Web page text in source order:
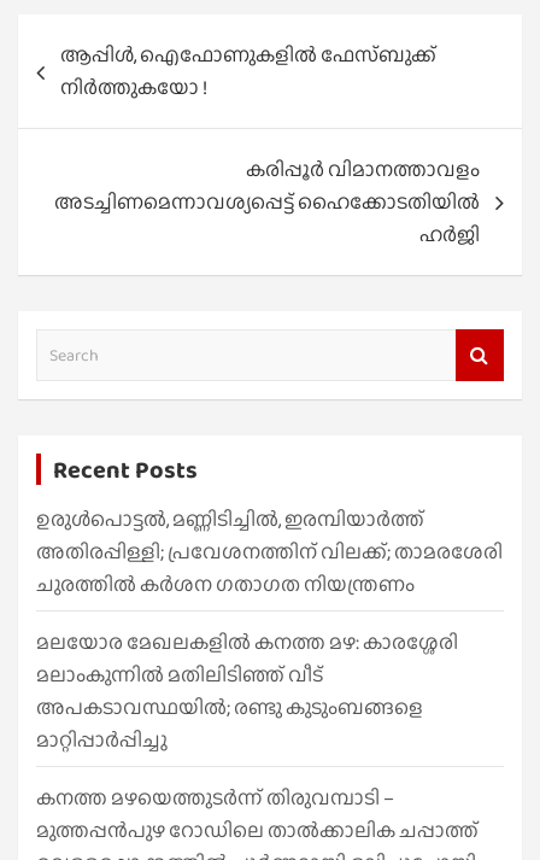
navigation
ആപ്പിള്‍, ഐഫോണുകളില്‍ ഫേസ്ബുക്ക്
നിര്‍ത്തുകയോ !
കരിപ്പൂർ വിമാനത്താവളം
അടച്ചിണമെന്നാവശ്യപ്പെട്ട് ഹൈക്കോടതിയിൽ
ഹർജി
a
h
Recent Posts
ഉരുൾപൊട്ടൽ, മണ്ണിടിച്ചിൽ, ഇരമ്പിയാര്‍ത്ത്
അതിരപ്പിള്ളി; പ്രവേശനത്തിന് വിലക്ക്; താമരശേരി
ചുരത്തില്‍ കര്‍ശന ഗതാഗത നിയന്ത്രണം
മലയോര മേഖലകളിൽ കനത്ത മഴ: കാരശ്ശേരി
മലാംകുന്നിൽ മതിലിടിഞ്ഞ് വീട്
അപകടാവസ്ഥയിൽ; രണ്ടു കുടുംബങ്ങളെ
മാറ്റിപ്പാർപ്പിച്ചു
കനത്ത മഴയെത്തുടർന്ന് തിരുവമ്പാടി –
മുത്തപ്പൻപുഴ റോഡിലെ താൽക്കാലിക ചപ്പാത്ത്